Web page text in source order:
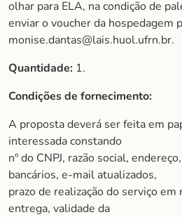
olhar para ELA, na condição de
enviar o voucher da hospedagem
monise.dantas@lais.huol.ufrn.br.
Quantidade: 1.
Condições de fornecimento:
A proposta deverá ser feita em
interessada constando
nº do CNPJ, razão social,
bancários, e-mail atualizados,
prazo de realização do serviço em
entrega, validade da